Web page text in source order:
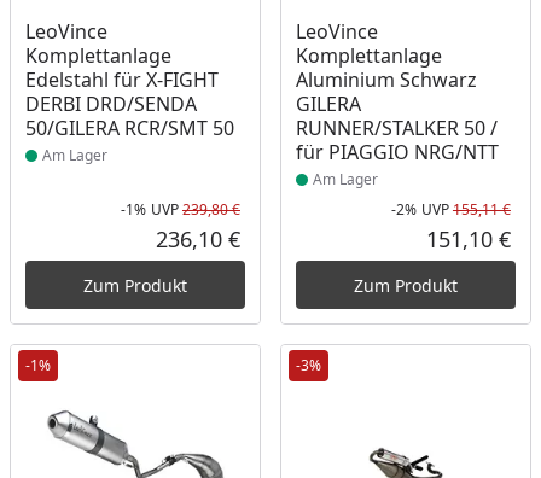
LeoVince
Komplettanlage
Edelstahl für X-FIGHT
DERBI DRD/SENDA
50/GILERA RCR/SMT 50
Produkt am Lager
Am Lager
Rabatt in Prozent
-1%
Ursprünglicher Preis
UVP239,80 €
Aktueller Preis
236,10 €
Zum Produkt
LeoVince
Komplettanlage
Aluminium Schwarz
GILERA
RUNNER/STALKER 50 /
für PIAGGIO NRG/NTT
Produkt am Lager
Am Lager
-2% UVP155,11 €
151,10 €
Zum Produkt
-1% -3%